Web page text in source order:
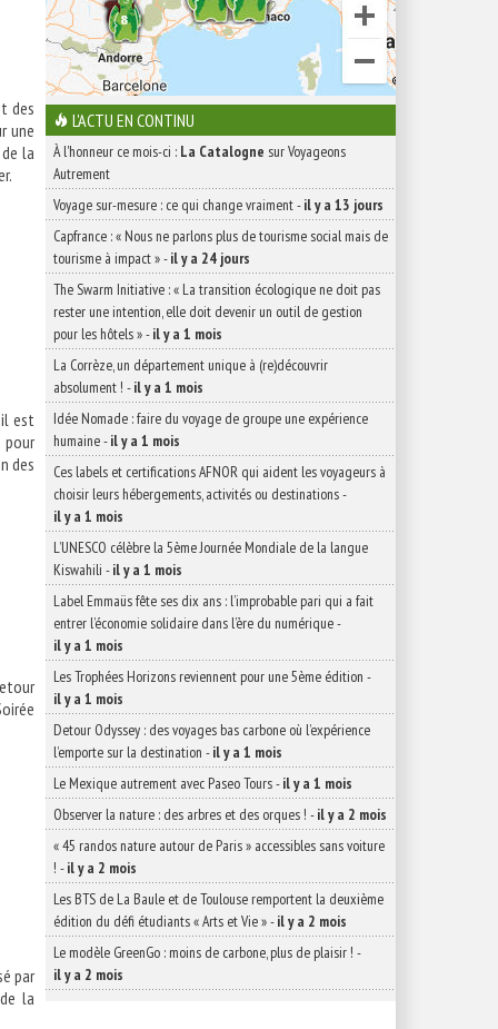
des
une
la
il est
pour
des
par
la
L'ACTU EN CONTINU
À l'honneur ce mois-ci : La Catalogne sur Voyageons
Autrement
Voyage sur-mesure : ce qui change vraiment-il y a 13 jours
Capfrance : « Nous ne parlons plus de tourisme social mais de
tourisme à impact »-il y a 24 jours
The Swarm Initiative : « La transition écologique ne doit pas
rester une intention, elle doit devenir un outil de gestion
pour les hôtels »-il y a 1 mois
La Corrèze, un département unique à (re)découvrir
absolument ! -il y a 1 mois
Idée Nomade : faire du voyage de groupe une expérience
humaine-il y a 1 mois
Ces labels et certifications AFNOR qui aident les voyageurs à
choisir leurs hébergements, activités ou destinations-
il y a 1 mois
L’UNESCO célèbre la 5ème Journée Mondiale de la langue
Kiswahili -il y a 1 mois
Label Emmaüs fête ses dix ans : l’improbable pari qui a fait
entrer l’économie solidaire dans l’ère du numérique-
il y a 1 mois
Les Trophées Horizons reviennent pour une 5ème édition -
il y a 1 mois
Detour Odyssey : des voyages bas carbone où l’expérience
l’emporte sur la destination -il y a 1 mois
Le Mexique autrement avec Paseo Tours-il y a 1 mois
Observer la nature : des arbres et des orques ! -il y a 2 mois
« 45 randos nature autour de Paris » accessibles sans voiture
! -il y a 2 mois
Les BTS de La Baule et de Toulouse remportent la deuxième
édition du défi étudiants « Arts et Vie »-il y a 2 mois
Le modèle GreenGo : moins de carbone, plus de plaisir ! -
il y a 2 mois